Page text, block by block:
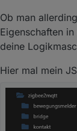
Ob man
Eigenschaften
deine
Hier mal mein